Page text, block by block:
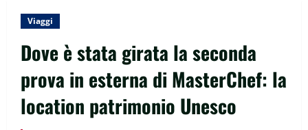
Viaggi
Dove è stata girata la seconda
prova in esterna di MasterChef: la
location patrimonio Unesco